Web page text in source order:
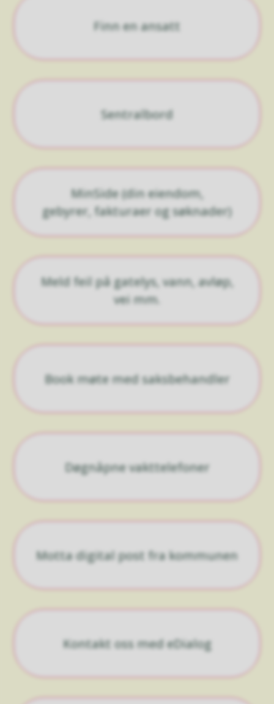
Finn en ansatt
Sentralbord
MinSide (din eiendom,
gebyrer, fakturaer og søknader)
Meld feil på gatelys, vann, avløp,
vei mm.
Book møte med saksbehandler
Døgnåpne vakttelefoner
Motta digital post fra kommunen
Kontakt oss med eDialog